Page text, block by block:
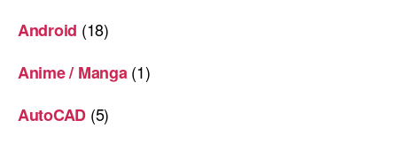
Android (18)
Anime / Manga (1)
AutoCAD (5)